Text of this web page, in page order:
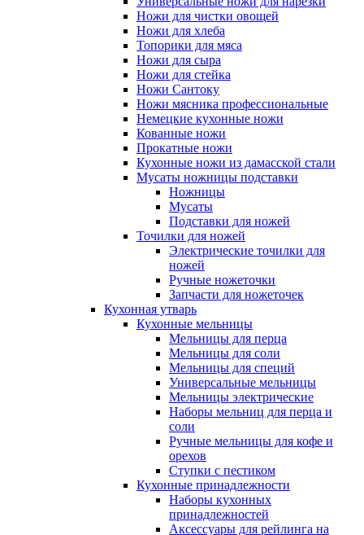
Ножи для чистки овощей
Ножи для хлеба
Топорики для мяса
Ножи для сыра
Ножи для стейка
Ножи Сантоку
Ножи мясника профессиональные
Немецкие кухонные ножи
Кованные ножи
Прокатные ножи
Кухонные ножи из дамасской стали
Мусаты ножницы подставки
Ножницы
Мусаты
Подставки для ножей
Точилки для ножей
Электрические точилки для
ножей
Ручные ножеточки
Запчасти для ножеточек
Кухонная утварь
Кухонные мельницы
Мельницы для перца
Мельницы для соли
Мельницы для специй
Универсальные мельницы
Мельницы электрические
Наборы мельниц для перца и
соли
Ручные мельницы для кофе и
орехов
Ступки с пестиком
Кухонные принадлежности
Наборы кухонных
принадлежностей
Аксессуары для рейлинга на